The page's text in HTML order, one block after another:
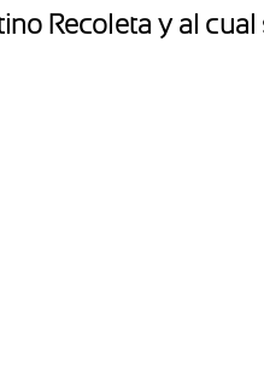
Recoleta y al cual